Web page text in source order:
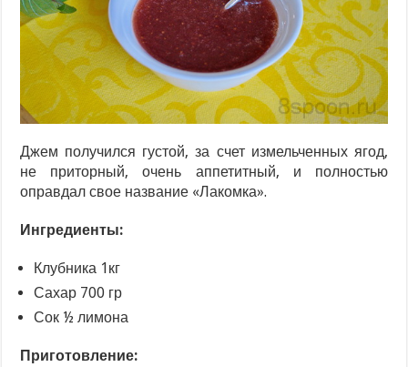
Джем получился густой, за счет измельченных ягод,
не приторный, очень аппетитный, и полностью
оправдал свое название «Лакомка».
Ингредиенты:
Клубника 1кг
Сахар 700 гр
Сок ½ лимона
Приготовление: